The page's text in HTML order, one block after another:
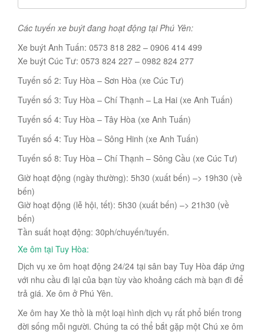
Các tuyến xe buýt đang hoạt động tại Phú Yên:
Xe buýt Anh Tuấn: 0573 818 282 – 0906 414 499
Xe buýt Cúc Tư: 0573 824 227 – 0982 824 277
Tuyến số 2: Tuy Hòa – Sơn Hòa (xe Cúc Tư)
Tuyến số 3: Tuy Hòa – Chí Thạnh – La Hai (xe Anh Tuấn)
Tuyến số 4: Tuy Hòa – Tây Hòa (xe Anh Tuấn)
Tuyến số 4: Tuy Hòa – Sông Hinh (xe Anh Tuấn)
Tuyến số 8: Tuy Hòa – Chí Thạnh – Sông Cầu (xe Cúc Tư)
Giờ hoạt động (ngày thường): 5h30 (xuất bến) –> 19h30 (về
bến)
Giờ hoạt động (lễ hội, tết): 5h30 (xuất bến) –> 21h30 (về
bến)
Tần suất hoạt động: 30ph/chuyến/tuyến.
Xe ôm tại Tuy Hòa:
Dịch vụ xe ôm hoạt động 24/24 tại sân bay Tuy Hòa đáp ứng
với nhu cầu đi lại của bạn tùy vào khoảng cách mà bạn đi để
trả giá. Xe ôm ở Phú Yên.
Xe ôm hay Xe thồ là một loại hình dịch vụ rất phổ biến trong
đời sống mỗi người. Chúng ta có thể bắt gặp một Chú xe ôm